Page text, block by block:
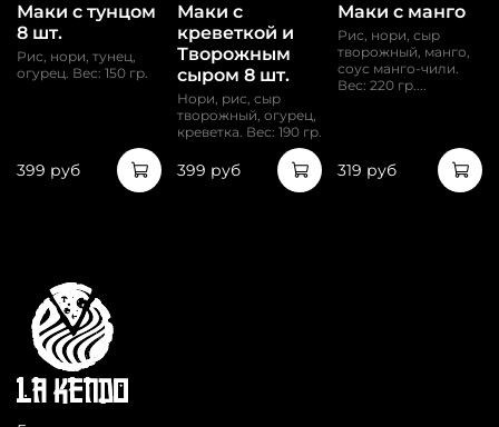
Маки с тунцом
8 шт.
Рис, нори, тунец,
огурец. Вес: 150 гр.
399 руб
Маки с
креветкой и
Творожным
сыром 8 шт.
Нори, рис, сыр
творожный, огурец,
креветка. Вес: 190 гр.
399 руб
Маки с манго
Рис, нори, сыр
творожный, манго,
соус манго-чили.
Вес: 220 гр....
319 руб